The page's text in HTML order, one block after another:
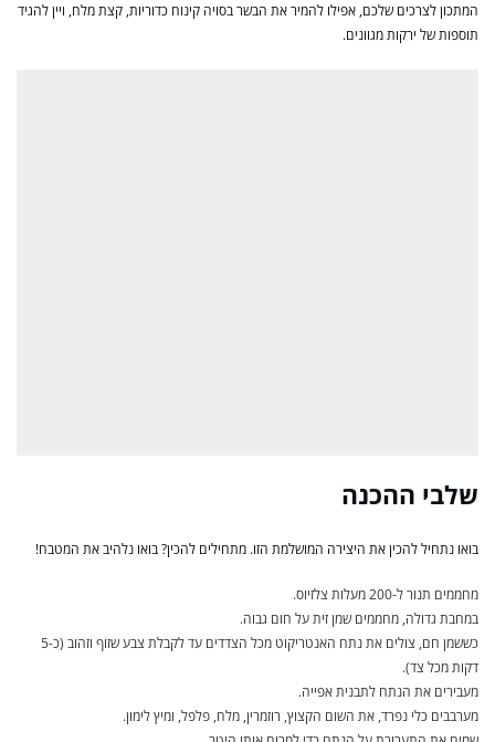
המתכון לצרכים שלכם, אפילו להמיר את הבשר בסויה קינוח כדוריות, קצת מלח, ויין להגיד
תוספות של ירקות מגוונים.
שלבי ההכנה
בואו נתחיל להכין את היצירה המושלמת הזו. מתחילים להכין? בואו נלהיב את המטבח!
מחממים תנור ל-200 מעלות צלזיוס.
במחבת גדולה, מחממים שמן זית על חום גבוה.
כששמן חם, צולים את נתח האנטריקוט מכל הצדדים עד לקבלת צבע שזוף וזהוב (כ-5
דקות מכל צד).
מעבירים את הנתח לתבנית אפייה.
מערבבים כלי נפרד, את השום הקצוץ, רוזמרין, מלח, פלפל, ומיץ לימון.